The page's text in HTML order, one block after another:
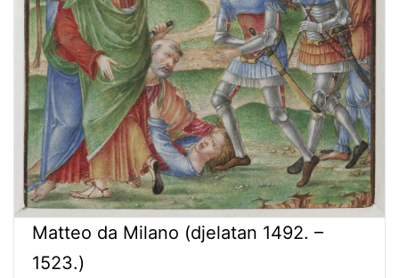
Matteo da Milano (djelatan 1492. –
1523.)